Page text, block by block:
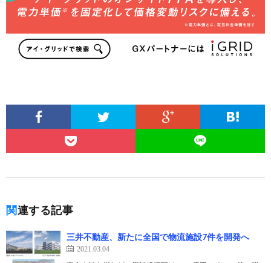
関連する記事
三井不動産、新たに全国で物流施設7件を開発へ
2021.03.04